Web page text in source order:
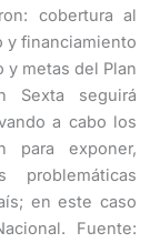
cobertura al
y financiamiento
metas del Plan
Sexta seguirá
a cabo los
para exponer,
en este caso
Fuente: